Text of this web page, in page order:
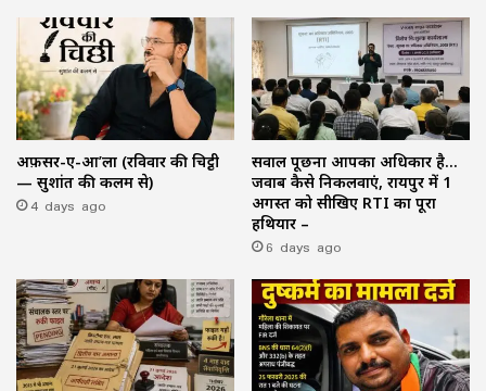
अफ़सर-ए-आ’ला (रविवार की चिट्ठी
— सुशांत की कलम से)
4 days ago
सवाल पूछना आपका अधिकार है…
जवाब कैसे निकलवाएं, रायपुर में 1
अगस्त को सीखिए RTI का पूरा
हथियार –
6 days ago